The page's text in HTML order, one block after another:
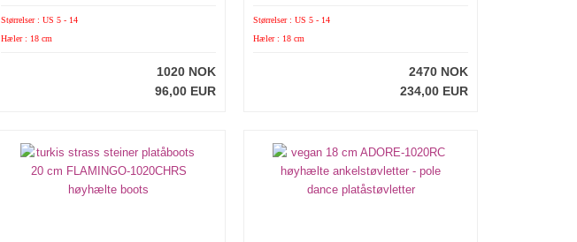
Størrelser : US 5 - 14
Hæler : 18 cm
1020 NOK
96,00 EUR
Størrelser : US 5 - 14
Hæler : 18 cm
2470 NOK
234,00 EUR